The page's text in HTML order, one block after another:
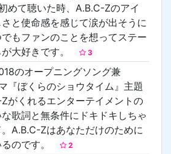
めて聴いた時、A.B.C-Zのアイ
と使命感を感じて涙が出そうに
もファンのことを想ってステー
大好きです。
3
のオープニングソング兼
『ぼくらのショウタイム』主題
がくれるエンターテイメントの
歌詞と無条件にドキドキしちゃ
A.B.C-Zはあなただけのために
のです。
2